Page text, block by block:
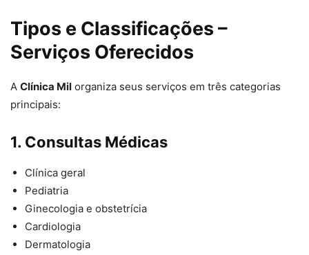
Tipos e Classificações –
Serviços Oferecidos
A Clínica Mil organiza seus serviços em três categorias
principais:
1. Consultas Médicas
Clínica geral
Pediatria
Ginecologia e obstetrícia
Cardiologia
Dermatologia